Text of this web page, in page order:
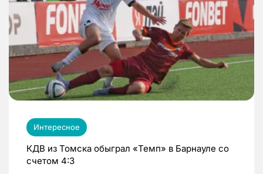
Интересное
КДВ из Томска обыграл «Темп» в Барнауле со
счетом 4:3